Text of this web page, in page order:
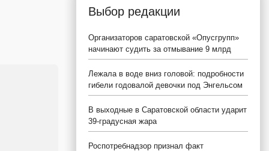
Выбор редакции
Организаторов саратовской «Опусгрупп»
начинают судить за отмывание 9 млрд
Лежала в воде вниз головой: подробности
гибели годовалой девочки под Энгельсом
В выходные в Саратовской области ударит
39-градусная жара
Роспотребнадзор признал факт